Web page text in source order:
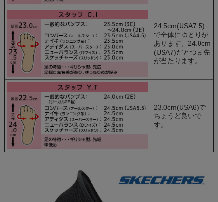
24.5cm(USA7.5)
で全体にゆとりが
あります。24.0cm
(USA7)だとつま先
が当たります。
23.0cm(USA6)で
ちょうど良いで
す。